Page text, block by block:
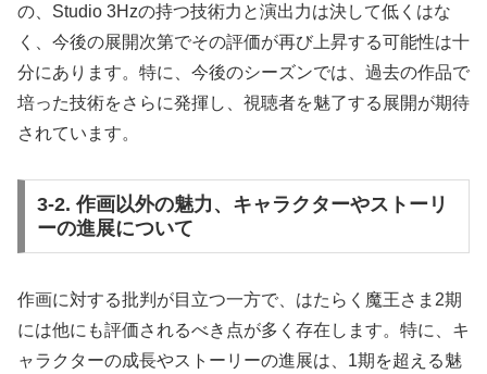
の、Studio 3Hzの持つ技術力と演出力は決して低くはな
く、今後の展開次第でその評価が再び上昇する可能性は十
分にあります。特に、今後のシーズンでは、過去の作品で
培った技術をさらに発揮し、視聴者を魅了する展開が期待
されています。
3-2. 作画以外の魅力、キャラクターやストーリ
ーの進展について
作画に対する批判が目立つ一方で、はたらく魔王さま2期
には他にも評価されるべき点が多く存在します。特に、キ
ャラクターの成長やストーリーの進展は、1期を超える魅